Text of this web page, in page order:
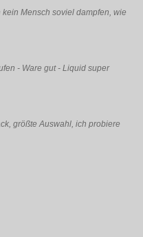
Mensch soviel dampfen, wie
- Ware gut - Liquid super
größte Auswahl, ich probiere